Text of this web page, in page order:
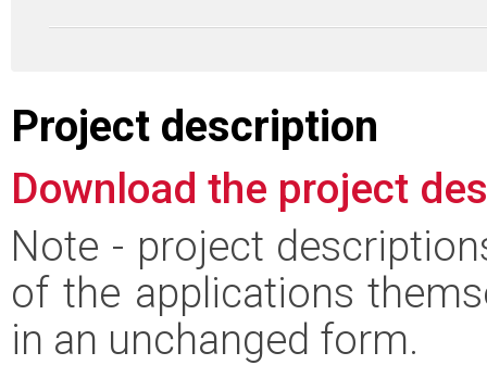
Project description
Download the project
Note - project
of the applications
in an unchanged form.